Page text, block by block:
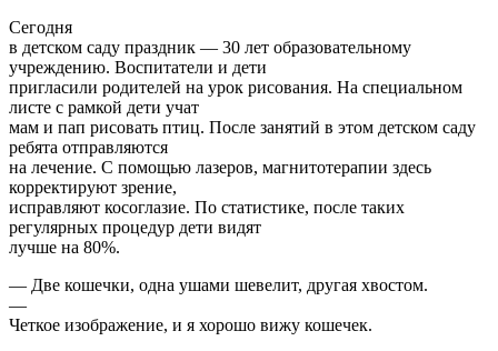
Сегодня
в детском саду праздник — 30 лет образовательному
учреждению. Воспитатели и дети
пригласили родителей на урок рисования. На специальном
листе с рамкой дети учат
мам и пап рисовать птиц. После занятий в этом детском саду
ребята отправляются
на лечение. С помощью лазеров, магнитотерапии здесь
корректируют зрение,
исправляют косоглазие. По статистике, после таких
регулярных процедур дети видят
лучше на 80%.
— Две кошечки, одна ушами шевелит, другая хвостом.
—
Четкое изображение, и я хорошо вижу кошечек.